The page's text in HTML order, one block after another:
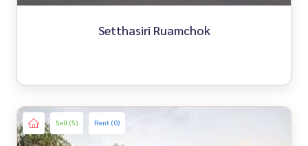
Setthasiri Ruamchok
Sell (5) Rent (0)